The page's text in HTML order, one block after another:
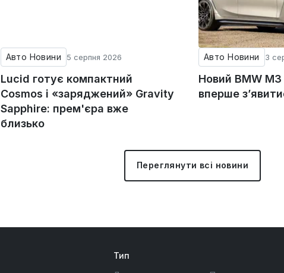
Авто Новини 5 серпня 2026
Lucid готує компактний
Cosmos і «заряджений» Gravity
Sapphire: прем'єра вже
близько
Авто Новини 3
Новий BMW
вперше
Переглянути всі новини
Тип